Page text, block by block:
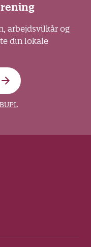
arbejdsvilkår og
din lokale